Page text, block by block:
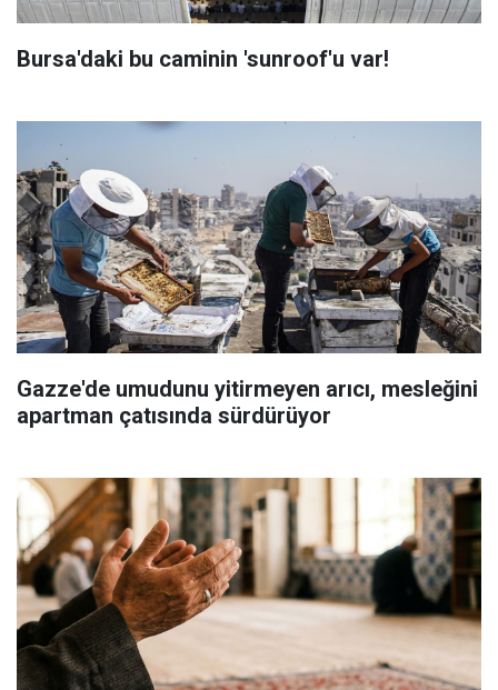
Bursa'daki bu caminin 'sunroof'u var!
Gazze'de umudunu yitirmeyen arıcı, mesleğini
apartman çatısında sürdürüyor